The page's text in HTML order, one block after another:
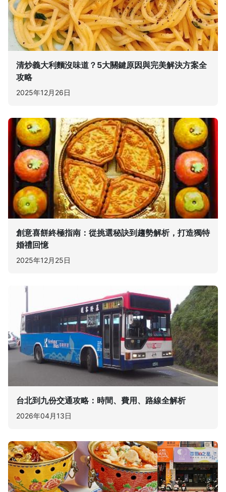
清炒義大利麵沒味道？5大關鍵原因與完美解決方案全
攻略
2025年12月26日
創意喜餅終極指南：從挑選秘訣到趨勢解析，打造獨特
婚禮回憶
2025年12月25日
台北到九份交通攻略：時間、費用、路線全解析
2026年04月13日